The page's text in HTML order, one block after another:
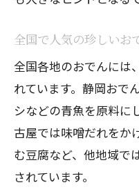
全国で人気の珍しいお
全国各地のおでんには
れています。静岡おで
シなどの青魚を原料に
古屋では味噌だれをか
む豆腐など、他地域で
されています。